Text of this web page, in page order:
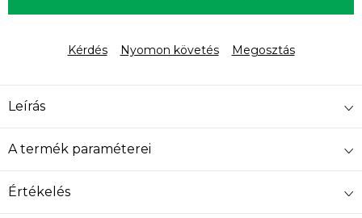
Kérdés Nyomon követés Megosztás
Leírás
A termék paraméterei
Értékelés